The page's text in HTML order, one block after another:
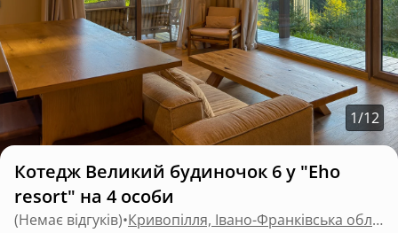
1/12
Котедж Великий будиночок 6 у "Eho
resort" на 4 особи
(Немає відгуків)• Кривопілля, Івано-Франківська область